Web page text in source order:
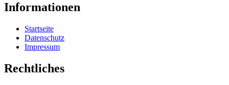
Informationen
Startseite
Datenschutz
Impressum
Rechtliches